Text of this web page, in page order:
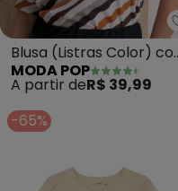
Blusa (Listras Color)
Manga 3/4
MODA POP
A partir deR$ 39,99
-65%